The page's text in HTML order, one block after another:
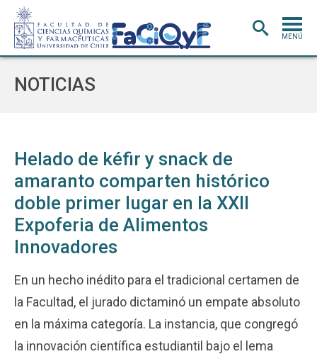
MENÚ
POSTGRADO
INVESTIGACIÓNE INNOVACIÓN
EXTENSIÓN Y VINCULACIÓN
BIBLIOTECA
FACULTAD
Funcionarios Egresados
NOTICIAS
Helado de kéfir y snack de
amaranto comparten histórico
doble primer lugar en la XXII
Expoferia de Alimentos
Innovadores
En un hecho inédito para el tradicional certamen de
la Facultad, el jurado dictaminó un empate absoluto
en la máxima categoría. La instancia, que congregó
la innovación científica estudiantil bajo el lema